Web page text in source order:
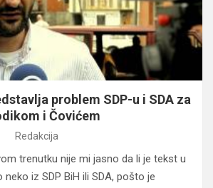
problem SDP-u i SDA za
i Čovićem
Redakcija
trenutku nije mi jasno da li je tekst u
neko iz SDP BiH ili SDA, pošto je